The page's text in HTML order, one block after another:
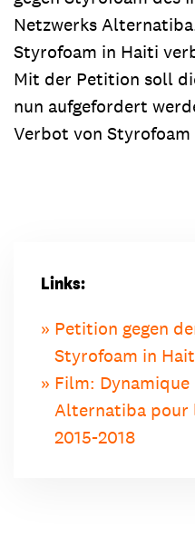
Netzwerks
Styrofoam in Haiti
Mit der Petition soll
nun aufgefordert
Verbot von
Links:
Petition gegen
Styrofoam in
Film:
Alternatiba pour
2015-2018